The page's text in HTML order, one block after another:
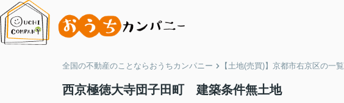
全国の不動産のことならおうちカンパニー 【土地(売買)】京都市右京区の一覧
西京極徳大寺団子田町 建築条件無土地